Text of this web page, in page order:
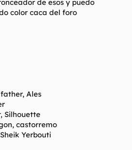
de esos y puedo
color caca del foro
Ales
Silhouette
castorremo
Yerbouti